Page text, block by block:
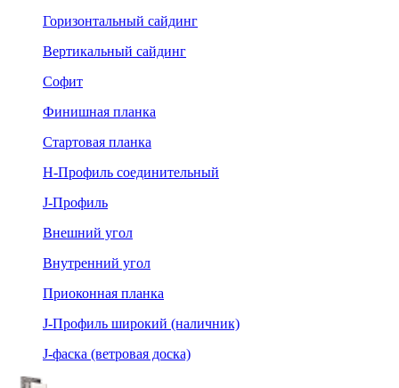
Горизонтальный сайдинг
Вертикальный сайдинг
Софит
Финишная планка
Стартовая планка
Н-Профиль соединительный
J-Профиль
Внешний угол
Внутренний угол
Приоконная планка
J-Профиль широкий (наличник)
J-фаска (ветровая доска)